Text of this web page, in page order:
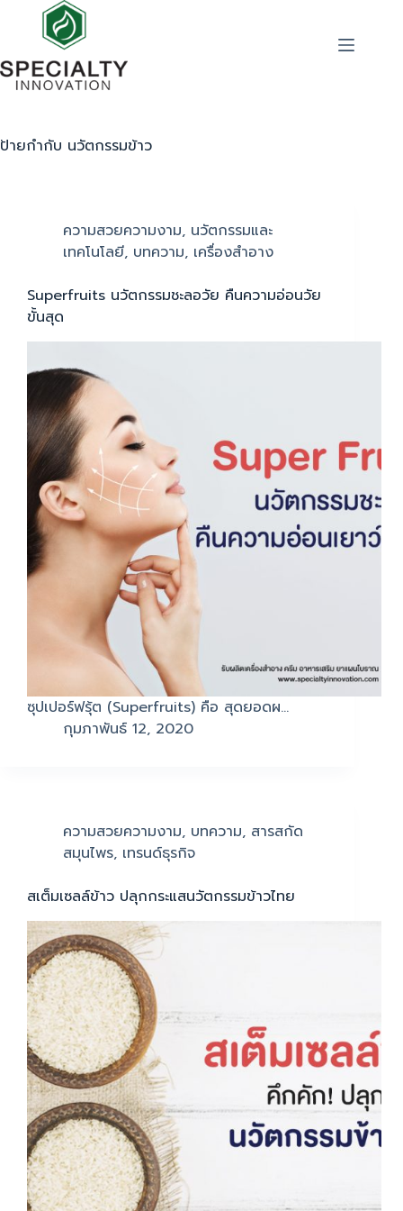
ป้ายกำกับ นวัตกรรมข้าว
ความสวยความงาม, นวัตกรรมและ
เทคโนโลยี, บทความ, เครื่องสำอาง
Superfruits นวัตกรรมชะลอวัย คืนความอ่อนวัย
ขั้นสุด
ซุปเปอร์ฟรุ้ต (Superfruits) คือ สุดยอดผ…
กุมภาพันธ์ 12, 2020
ความสวยความงาม, บทความ, สารสกัด
สมุนไพร, เทรนด์ธุรกิจ
สเต็มเซลล์ข้าว ปลุกกระแสนวัตกรรมข้าวไทย